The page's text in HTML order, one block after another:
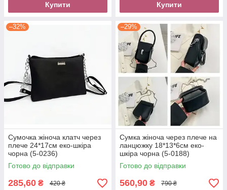
Купити Купити
–32%
Сумочка жіноча клатч через
плече 24*17см еко-шкіра
чорна (5-0236)
Готово до відправки
285,60 ₴ 420 ₴
–29%
Сумка жіноча через плече на
ланцюжку 18*13*6см еко-
шкіра чорна (5-0188)
Готово до відправки
560,90 ₴ 790 ₴